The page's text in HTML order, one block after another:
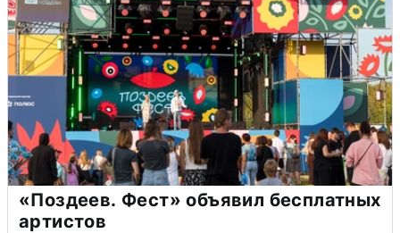
«Поздеев. Фест» объявил бесплатных
артистов